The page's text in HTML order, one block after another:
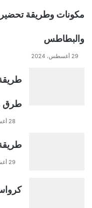
مكونات وطريقة تحضير
والبطاطس
29 أغسطس، 2024
طرق
28 أغسطس، 2024
طريقة
29 أغسطس، 2024